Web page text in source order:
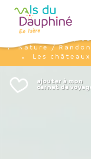
J'y
Nature /
Les
Panneau de gestion des